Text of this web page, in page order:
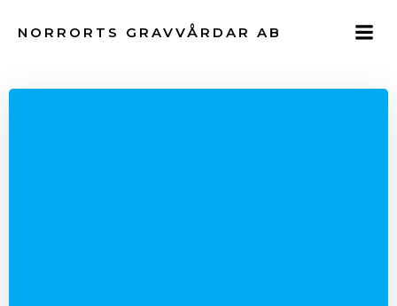
till
NORRORTS GRAVVÅRDAR AB